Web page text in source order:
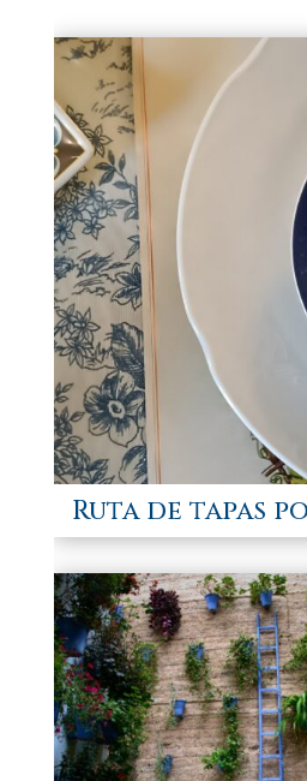
Ruta de tapas